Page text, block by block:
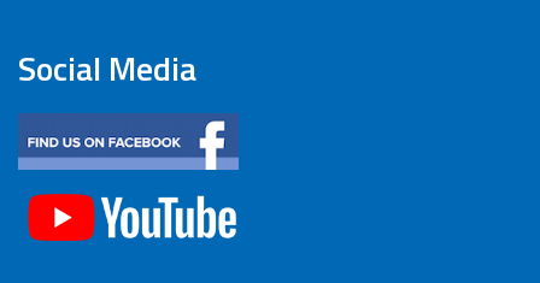
Social Media